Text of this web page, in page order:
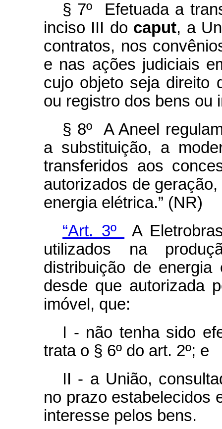
§ 7º Efetuada a
inciso III do caput, a
contratos, nos
e nas ações judiciais
cujo objeto seja direito
ou registro dos bens ou
§ 8º A Aneel
a substituição, a
transferidos aos
autorizados de
energia elétrica.” (NR)
“Art. 3º
A
utilizados na
distribuição de
desde que autorizada
imóvel, que:
I - não tenha sido
trata o § 6º do art. 2º; e
II - a União,
no prazo estabelecidos
interesse pelos bens.